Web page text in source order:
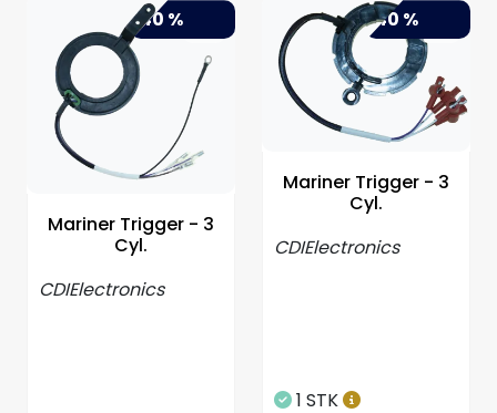
-40 %
Mariner Trigger - 3
Cyl.
CDIElectronics
-40 %
Mariner Trigger - 3
Cyl.
CDIElectronics
1 STK